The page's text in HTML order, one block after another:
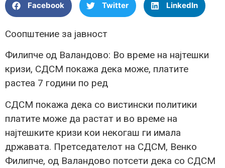
Facebook Twitter LinkedIn
Соопштение за јавност
Филипче од Валандово: Во време на најтешки
кризи, СДСМ покажа дека може, платите
растеа 7 години по ред
СДСМ покажа дека со вистински политики
платите може да растат и во време на
најтешките кризи кои некогаш ги имала
државата. Претседателот на СДСМ, Венко
Филипче, од Валандово потсети дека со СДСМ